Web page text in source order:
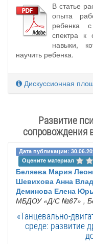
В статье
опыта
ребенка с
спектра к
навыки,
научить ребенка.
Дискуссионная
Развитие
сопровождения
Дата публикации:
Оцените материал
Беляева Мария
Шевихова Анна
Деминова Елена
МБДОУ «Д/С №67» ,
«Танцевально-
среде: развитие